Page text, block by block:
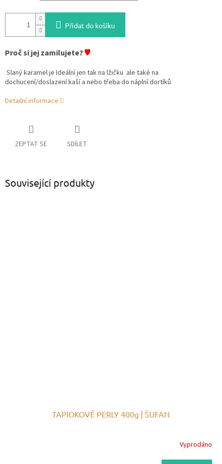
Přidat do košíku
Proč si jej zamilujete?♥
Slaný karamel je Ideální jen tak na lžičku ale také na
dochucení/doslazení kaší a nebo třeba do náplní dortíků
Detailní informace
ZEPTAT SE SDÍLET
Související produkty
TAPIOKOVÉ PERLY 400g | ŠUFAN
Vyprodáno